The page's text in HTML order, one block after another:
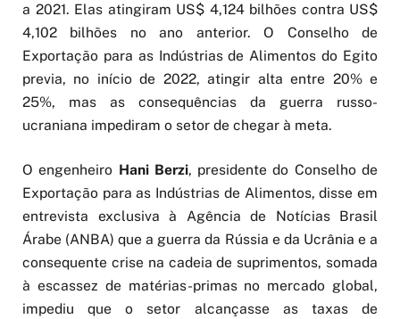
a 2021. Elas atingiram US$ 4,124 bilhões contra US$
4,102 bilhões no ano anterior. O Conselho de
Exportação para as Indústrias de Alimentos do Egito
previa, no início de 2022, atingir alta entre 20% e
25%, mas as consequências da guerra russo-
ucraniana impediram o setor de chegar à meta.
O engenheiro Hani Berzi, presidente do Conselho de
Exportação para as Indústrias de Alimentos, disse em
entrevista exclusiva à Agência de Notícias Brasil
Árabe (ANBA) que a guerra da Rússia e da Ucrânia e a
consequente crise na cadeia de suprimentos, somada
à escassez de matérias-primas no mercado global,
impediu que o setor alcançasse as taxas de